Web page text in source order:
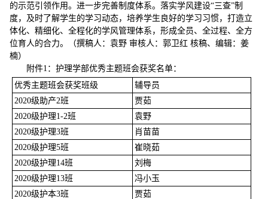
的示范引领作用。进一步完善制度体系。落实学风建设“三查”制
度，及时了解学生的学习动态，培养学生良好的学习习惯，打造立
体化、精细化、全程化的学风管理体系，形成全员、全过程、全方
位育人的合力。（撰稿人：袁野 审核人：郭卫红 核稿、编辑：姜
楠）
附件1：护理学部优秀主题班会获奖名单：
优秀主题班会获奖班级
辅导员
2020级助产2班
贾茹
2020级护理1-2班
袁野
2020级护理3班
肖苗苗
2020级护理5班
崔晓茹
2020级护理14班
刘梅
2020级护理13班
冯小玉
2020级护本3班
贾茹